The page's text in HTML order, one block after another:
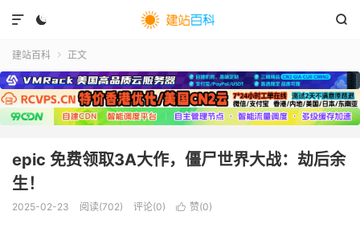
 

建站百科  正文
epic 免费领取3A大作，僵尸世界大战：劫后余
生！
2025-02-23 阅读(702) 评论(0)  赞(0)